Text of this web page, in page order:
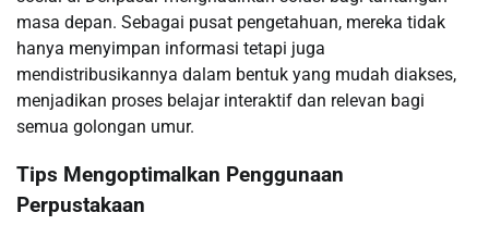
masa depan. Sebagai pusat pengetahuan, mereka tidak
hanya menyimpan informasi tetapi juga
mendistribusikannya dalam bentuk yang mudah diakses,
menjadikan proses belajar interaktif dan relevan bagi
semua golongan umur.
Tips Mengoptimalkan Penggunaan
Perpustakaan